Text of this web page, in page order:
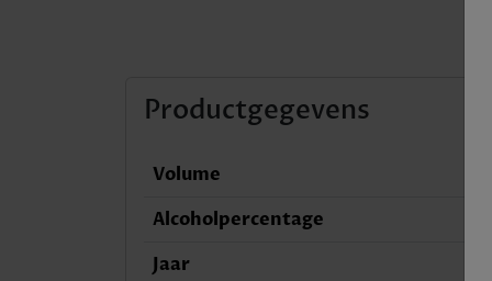
Productgegevens
Volume
Alcoholpercentage
Jaar